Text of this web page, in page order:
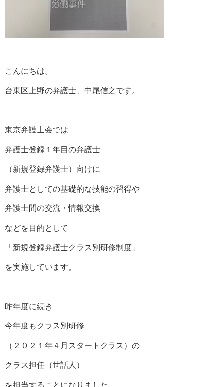
こんにちは。
台東区上野の弁護士、中尾信之です。
東京弁護士会では
弁護士登録１年目の弁護士
（新規登録弁護士）向けに
弁護士としての基礎的な技能の習得や
弁護士間の交流・情報交換
などを目的として
「新規登録弁護士クラス別研修制度」
を実施しています。
昨年度に続き
今年度もクラス別研修
（２０２１年４月スタートクラス）の
クラス担任（世話人）
を担当することになりました。